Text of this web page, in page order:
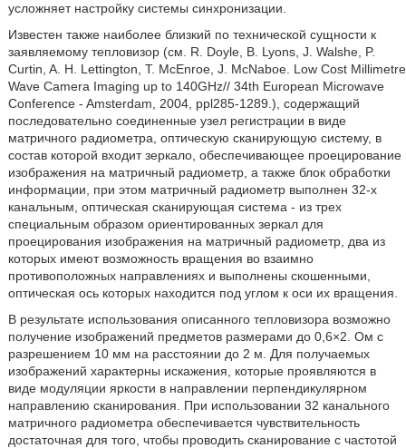
усложняет настройку системы синхронизации.
Известен также наиболее близкий по технической сущности к
заявляемому тепловизор (см. R. Doyle, В. Lyons, J. Walshe, P.
Curtin, A. H. Lettington, Т. McEnroe, J. McNaboe. Low Cost Millimetre
Wave Camera Imaging up to 140GHz// 34th European Microwave
Conference - Amsterdam, 2004, ppl285-1289.), содержащий
последовательно соединенные узел регистрации в виде
матричного радиометра, оптическую сканирующую систему, в
состав которой входит зеркало, обеспечивающее проецирование
изображения на матричный радиометр, а также блок обработки
информации, при этом матричный радиометр выполнен 32-х
канальным, оптическая сканирующая система - из трех
специальным образом ориентированных зеркал для
проецирования изображения на матричный радиометр, два из
которых имеют возможность вращения во взаимно
противоположных направлениях и выполнены скошенными,
оптическая ось которых находится под углом к оси их вращения.
В результате использования описанного тепловизора возможно
получение изображений предметов размерами до 0,6×2. Ом с
разрешением 10 мм на расстоянии до 2 м. Для получаемых
изображений характерны искажения, которые проявляются в
виде модуляции яркости в направлении перпендикулярном
направлению сканирования. При использовании 32 канального
матричного радиометра обеспечивается чувствительность
достаточная для того, чтобы проводить сканирование с частотой